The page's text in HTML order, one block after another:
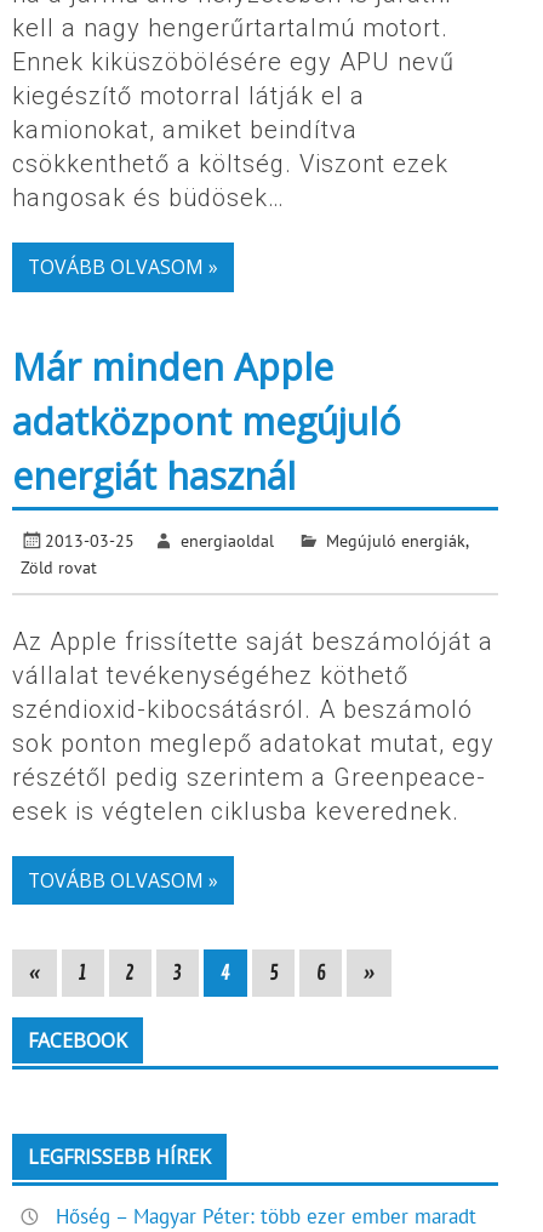
kell a nagy hengerűrtartalmú motort.
Ennek kiküszöbölésére egy APU nevű
kiegészítő motorral látják el a
kamionokat, amiket beindítva
csökkenthető a költség. Viszont ezek
hangosak és büdösek…
TOVÁBB OLVASOM »
Már minden Apple
adatközpont megújuló
energiát használ
2013-03-25 energiaoldal Megújuló energiák,
Zöld rovat
Az Apple frissítette saját beszámolóját a
vállalat tevékenységéhez köthető
széndioxid-kibocsátásról. A beszámoló
sok ponton meglepő adatokat mutat, egy
részétől pedig szerintem a Greenpeace-
esek is végtelen ciklusba keverednek.
TOVÁBB OLVASOM »
« 1 2 3 4 5 6 »
FACEBOOK
LEGFRISSEBB HÍREK
Hőség – Magyar Péter: több ezer ember maradt